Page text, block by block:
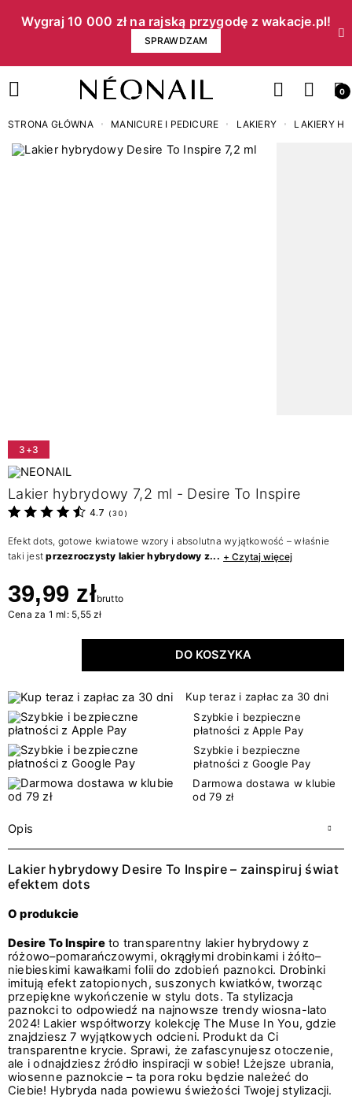
Wygraj 10 000 zł na rajską przygodę z wakacje.pl!​
SPRAWDZAM
0
STRONA GŁÓWNA MANICURE I PEDICURE LAKIERY LAKIERY
3+3
Lakier hybrydowy 7,2 ml - Desire To Inspire
4.7 ( 30 )
Efekt dots, gotowe kwiatowe wzory i absolutna wyjątkowość – właśnie
taki jestprzezroczysty lakier hybrydowy z... + Czytaj więcej
39,99 złbrutto
Cena za 1 ml: 5,55 zł
DO KOSZYKA
Kup teraz i zapłac za 30 dni
Szybkie i bezpieczne
płatności z Apple Pay
Szybkie i bezpieczne
płatności z Google Pay
Darmowa dostawa w klubie
od 79 zł
Opis
Lakier hybrydowy Desire To Inspire – zainspiruj świat
efektem dots
O produkcie
Desire To Inspireto transparentny lakier hybrydowy z
różowo–pomarańczowymi, okrągłymi drobinkami i żółto–
niebieskimi kawałkami folii do zdobień paznokci. Drobinki
imitują efekt zatopionych, suszonych kwiatków, tworząc
przepiękne wykończenie w stylu dots. Ta stylizacja
paznokci to odpowiedź na najnowsze trendy wiosna-lato
2024! Lakier współtworzy kolekcję The Muse In You, gdzie
znajdziesz 7 wyjątkowych odcieni. Produkt da Ci
transparentne krycie. Sprawi, że zafascynujesz otoczenie,
ale i odnajdziesz źródło inspiracji w sobie! Lżejsze ubrania,
wiosenne paznokcie – ta pora roku będzie należeć do
Ciebie! Hybryda nada powiewu świeżości Twojej stylizacji.